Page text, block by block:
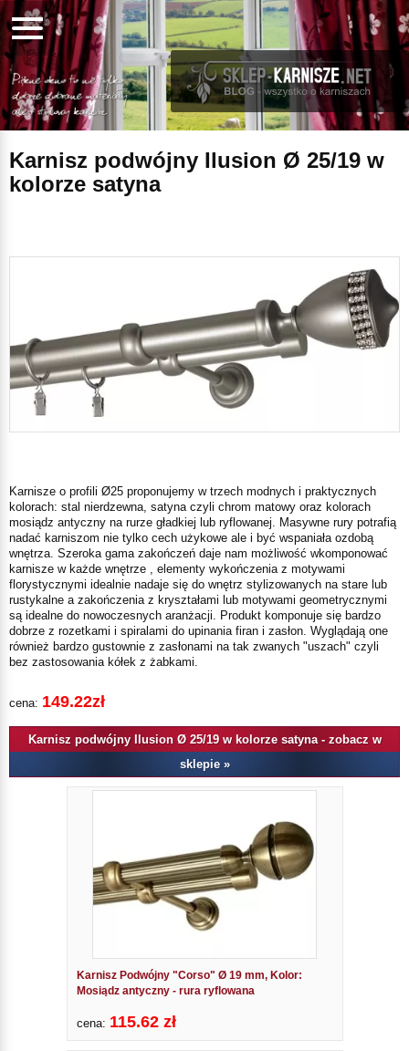
Karnisz podwójny Ilusion Ø 25/19 w
kolorze satyna
Karnisze o profili Ø25 proponujemy w trzech modnych i praktycznych
kolorach: stal nierdzewna, satyna czyli chrom matowy oraz kolorach
mosiądz antyczny na rurze gładkiej lub ryflowanej. Masywne rury potrafią
nadać karniszom nie tylko cech użykowe ale i być wspaniała ozdobą
wnętrza. Szeroka gama zakończeń daje nam możliwość wkomponować
karnisze w każde wnętrze , elementy wykończenia z motywami
florystycznymi idealnie nadaje się do wnętrz stylizowanych na stare lub
rustykalne a zakończenia z kryształami lub motywami geometrycznymi
są idealne do nowoczesnych aranżacji. Produkt komponuje się bardzo
dobrze z rozetkami i spiralami do upinania firan i zasłon. Wyglądają one
również bardzo gustownie z zasłonami na tak zwanych "uszach" czyli
bez zastosowania kółek z żabkami.
cena: 149.22zł
Karnisz podwójny Ilusion Ø 25/19 w kolorze satyna - zobacz w
sklepie »
Karnisz Podwójny "Corso" Ø 19 mm, Kolor:
Mosiądz antyczny - rura ryflowana
cena: 115.62 zł